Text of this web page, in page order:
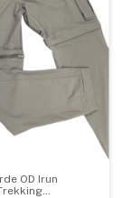
OD Irun